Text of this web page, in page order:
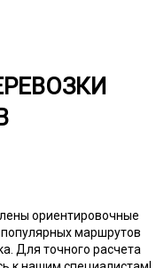
ориентировочные
маршрутов
Для точного расчета